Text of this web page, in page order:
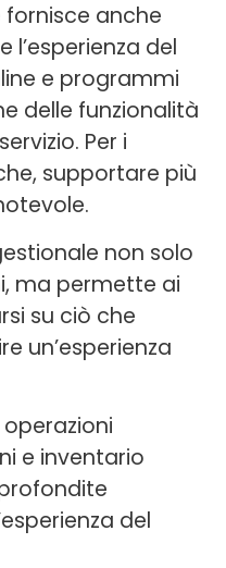
anche
l’esperienza del
e programmi
delle funzionalità
Per i
supportare più
non solo
ma permette ai
su ciò che
un’esperienza
e inventario
del